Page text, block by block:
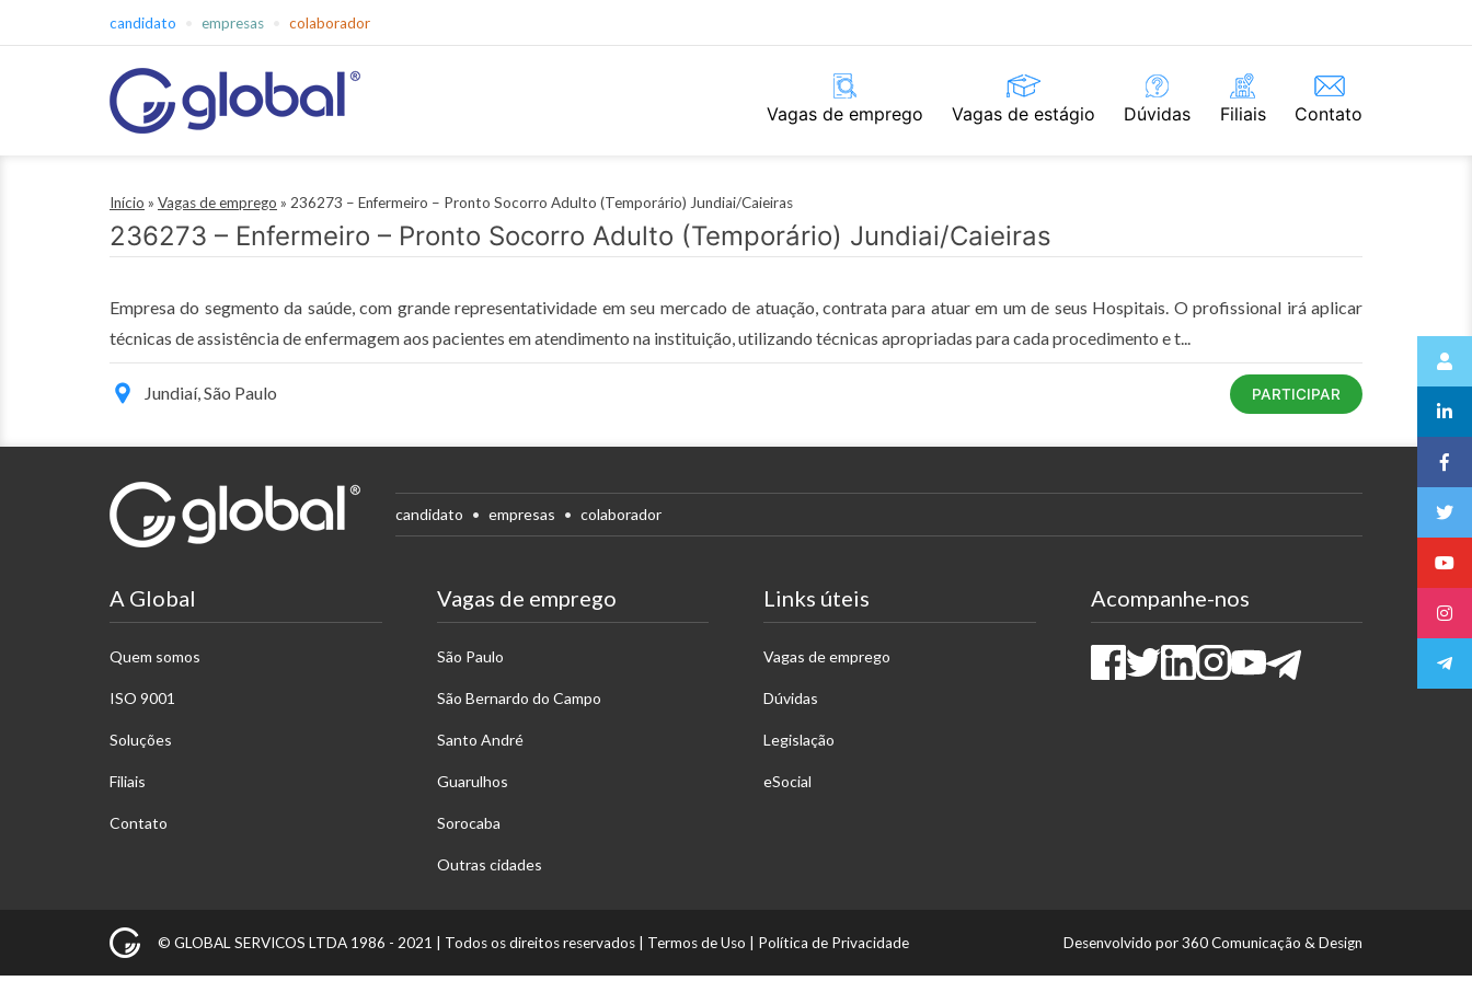
para
candidato empresas colaborador
Empregos
Vagas de emprego Vagas de estágio Dúvidas Filiais Contato
Início » Vagas de emprego » 236273 – Enfermeiro – Pronto Socorro Adulto (Temporário) Jundiai/Caieiras
236273 – Enfermeiro – Pronto Socorro Adulto (Temporário) Jundiai/Caieiras
Empresa do segmento da saúde, com grande representatividade em seu mercado de atuação, contrata para atuar em um de seus Hospitais. O profissional irá aplicar
técnicas de assistência de enfermagem aos pacientes em atendimento na instituição, utilizando técnicas apropriadas para cada procedimento e t...
Jundiaí, São Paulo PARTICIPAR
candidato empresas colaborador
A Global
Quem somos
ISO 9001
Soluções
Filiais
Contato
Vagas de emprego
São Paulo
São Bernardo do Campo
Santo André
Guarulhos
Sorocaba
Outras cidades
Links úteis
Vagas de emprego
Dúvidas
Legislação
eSocial
Acompanhe-nos
Facebook
TwitterLinkedIn
Instagram
YoutubeTelegram
© GLOBAL SERVICOS LTDA 1986 - 2021 | Todos os direitos reservados Termos de Uso Política de Privacidade Desenvolvido por 360 Comunicação & Design